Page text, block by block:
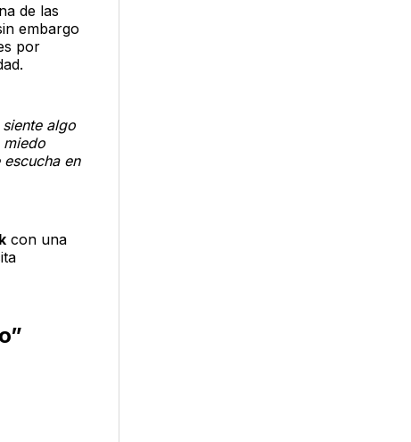
de las
embargo
por
algo
miedo
en
con una